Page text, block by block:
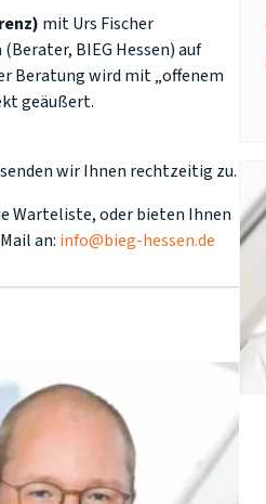
mit Urs Fischer
BIEG Hessen) auf
Beratung wird mit „offenem
geäußert.
wir Ihnen rechtzeitig zu.
Warteliste, oder bieten Ihnen
an: info@bieg-hessen.de